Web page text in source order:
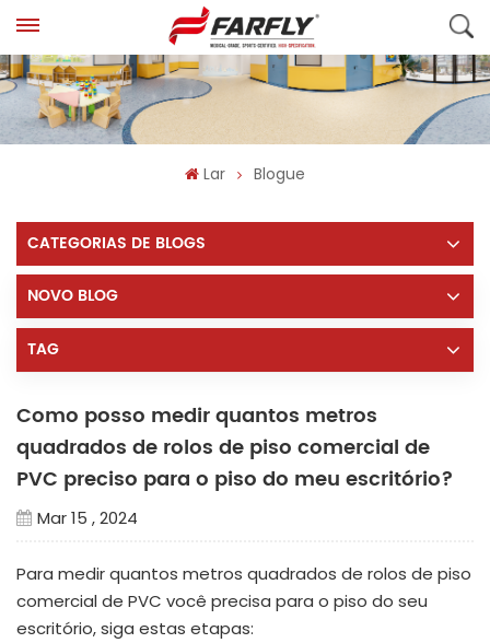
Lar Blogue
CATEGORIAS DE BLOGS
NOVO BLOG
TAG
Como posso medir quantos metros
quadrados de rolos de piso comercial de
PVC preciso para o piso do meu escritório?
Mar 15 , 2024
Para medir quantos metros quadrados de rolos de piso
comercial de PVC você precisa para o piso do seu
escritório, siga estas etapas: